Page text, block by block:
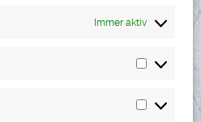
Immer aktiv